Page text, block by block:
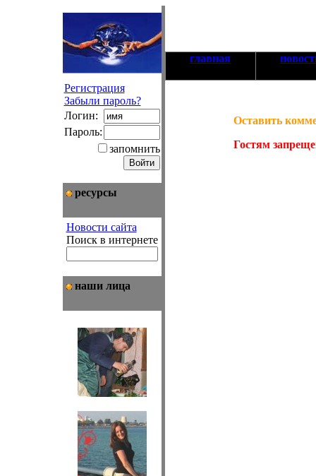
главная
Регистрация
Забыли пароль?
Логин:
Пароль:
запомнить
ресурсы
Новости сайта
Поиск в интернете
наши лица
Оставить
Гостям